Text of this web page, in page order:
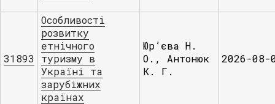
31893
Особливості
розвитку
етнічного
туризму в
Україні та
зарубіжних
країнах
Юр’єва Н.
О., Антонюк
К. Г.
2026-08-